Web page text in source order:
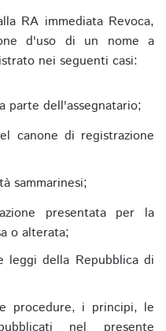
RA immediata Revoca,
d'uso di un nome a
nei seguenti casi:
parte dell'assegnatario;
canone di registrazione
sammarinesi;
presentata per la
o alterata;
leggi della Repubblica di
procedure, i principi, le